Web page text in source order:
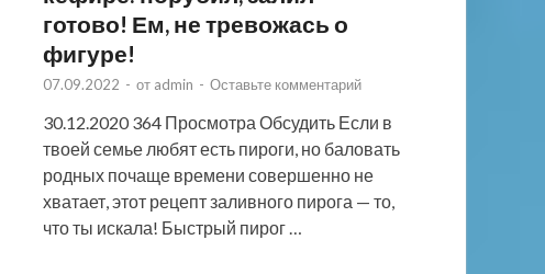
готово! Ем, не тревожась о
фигуре!
07.09.2022 - от admin - Оставьте комментарий
30.12.2020 364 Просмотра Обсудить Если в
твоей семье любят есть пироги, но баловать
родных почаще времени совершенно не
хватает, этот рецепт заливного пирога — то,
что ты искала! Быстрый пирог …